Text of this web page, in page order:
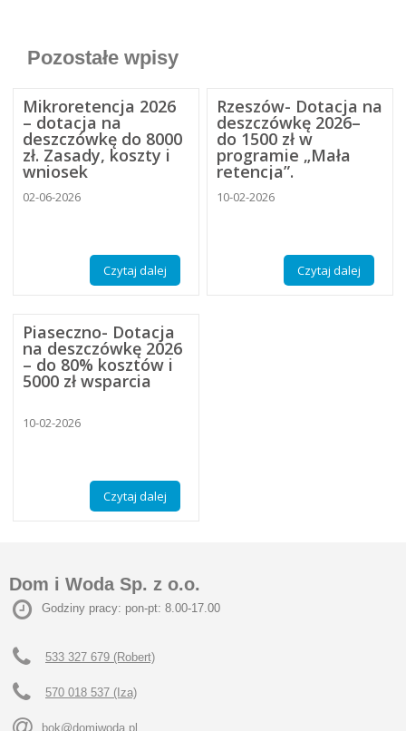
Pozostałe wpisy
Mikroretencja 2026
– dotacja na
deszczówkę do 8000
zł. Zasady, koszty i
wniosek
02-06-2026
Czytaj dalej
Rzeszów- Dotacja na
deszczówkę 2026–
do 1500 zł w
programie „Mała
retencja”.
10-02-2026
Czytaj dalej
Piaseczno- Dotacja
na deszczówkę 2026
– do 80% kosztów i
5000 zł wsparcia
10-02-2026
Czytaj dalej
Dom i Woda Sp. z o.o.
Godziny pracy: pon-pt: 8.00-17.00
533 327 679 (Robert)
570 018 537 (Iza)
bok@domiwoda.pl